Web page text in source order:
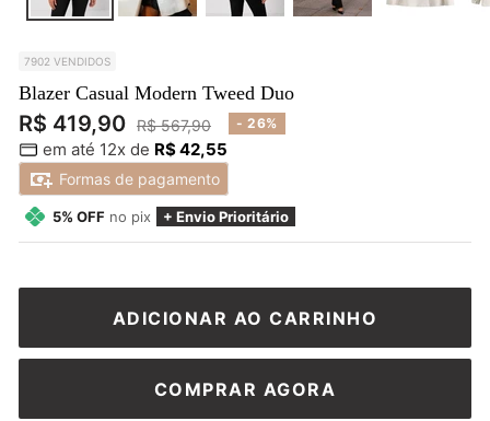
7902 VENDIDOS
Blazer Casual Modern Tweed Duo
Preço
promocional
R$ 419,90 Preço
normal
R$ 567,90 - 26%
em até 12x de R$ 42,55
Formas de pagamento
5% OFF no pix + Envio Prioritário
ADICIONAR AO CARRINHO
COMPRAR AGORA